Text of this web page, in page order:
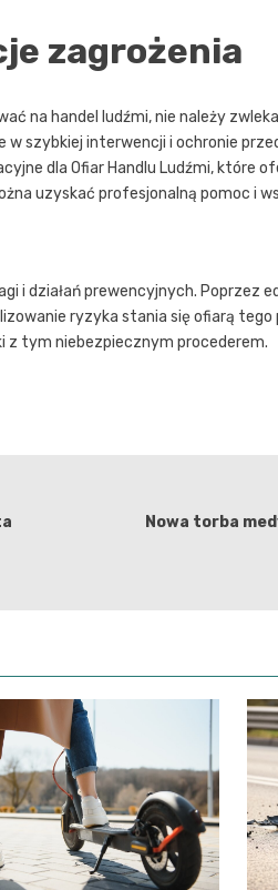
zagrożenia
na handel ludźmi, nie należy
szybkiej interwencji i ochronie
dla Ofiar Handlu Ludźmi, które
uzyskać profesjonalną pomoc i
i działań prewencyjnych. Poprzez
ryzyka stania się ofiarą
z tym niebezpiecznym procederem.
Nowa torba